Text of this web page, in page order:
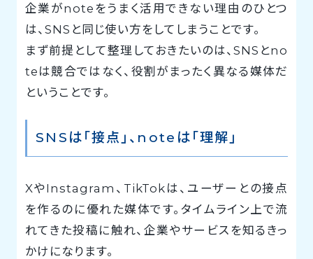
企業がnoteをうまく活用できない理由のひとつ
は、SNSと同じ使い方をしてしまうことです。
まず前提として整理しておきたいのは、SNSとno
teは競合ではなく、役割がまったく異なる媒体だ
ということです。
SNSは「接点」、noteは「理解」
XやInstagram、TikTokは、ユーザーとの接点
を作るのに優れた媒体です。タイムライン上で流
れてきた投稿に触れ、企業やサービスを知るきっ
かけになります。